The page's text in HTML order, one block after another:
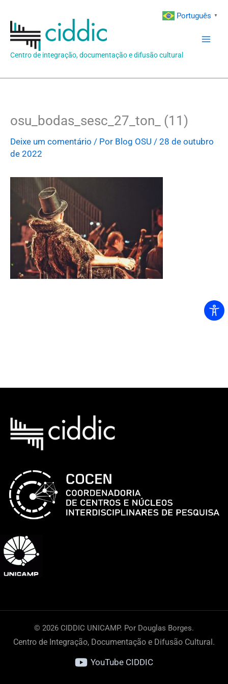
para
conteúdo
Centro de integração, documentação e difusão cultural
osu_bodas_sesc_27_ton_ (11)
Deixe um comentário / Por Blog OSU / 28 de outubro
de 2022
© 2026 CIDDIC UNICAMP. Por Douglas Borges.
Centro de Integração, Documentação e Difusão Cultural.
YouTube CIDDIC
Português ▼